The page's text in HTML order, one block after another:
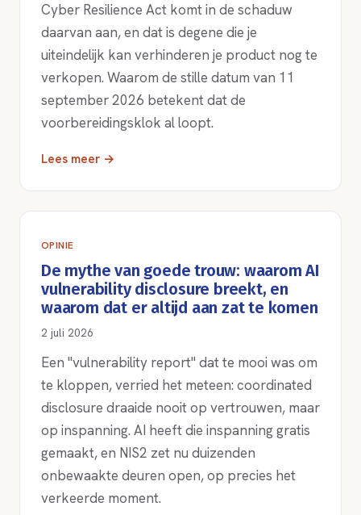
Cyber Resilience Act komt in de schaduw
daarvan aan, en dat is degene die je
uiteindelijk kan verhinderen je product nog te
verkopen. Waarom de stille datum van 11
september 2026 betekent dat de
voorbereidingsklok al loopt.
Lees meer →
OPINIE
De mythe van goede trouw: waarom AI
vulnerability disclosure breekt, en
waarom dat er altijd aan zat te komen
2 juli 2026
Een "vulnerability report" dat te mooi was om
te kloppen, verried het meteen: coordinated
disclosure draaide nooit op vertrouwen, maar
op inspanning. AI heeft die inspanning gratis
gemaakt, en NIS2 zet nu duizenden
onbewaakte deuren open, op precies het
verkeerde moment.